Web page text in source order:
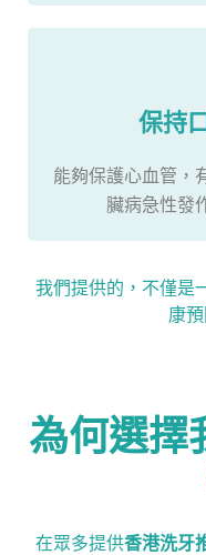
保持
能夠保護心血管，
臟病急性發
我們提供的，不僅是
康
為何選擇
在眾多提供香港洗牙